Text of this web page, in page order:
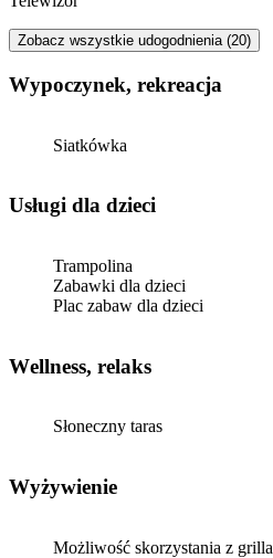
Zobacz wszystkie udogodnienia (20)
Wypoczynek, rekreacja
Siatkówka
usługi dla dzieci
Trampolina
Zabawki dla dzieci
Plac zabaw dla dzieci
Wellness, relaks
Słoneczny taras
Wyżywienie
Możliwość skorzystania z grilla